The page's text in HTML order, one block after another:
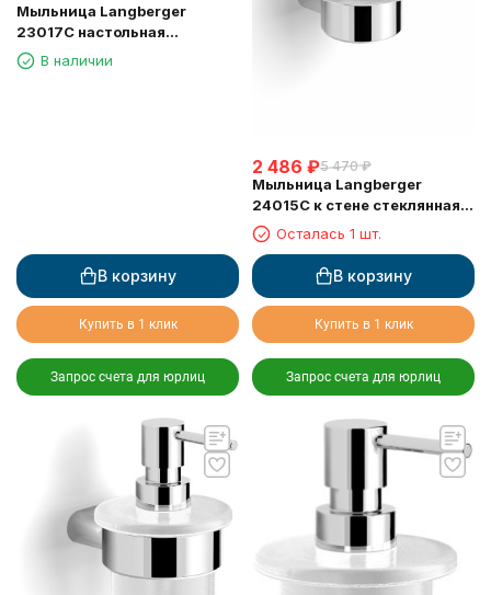
Мыльница Langberger
23017C настольная
стеклянная матовая круглая
В наличии
В корзину
Купить в 1 клик
Запрос счета для юрлиц
2 486 ₽5 470 ₽
Мыльница Langberger
24015C к стене стеклянная
круглаяОсталась 1 шт.
В корзину
Купить в 1 клик
Запрос счета для юрлиц